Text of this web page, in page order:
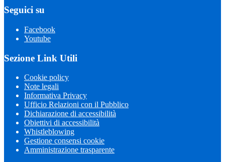
Seguici su
Facebook
Youtube
Sezione Link Utili
Cookie policy
Note legali
Informativa Privacy
Ufficio Relazioni con il Pubblico
Dichiarazione di accessibilità
Obiettivi di accessibilità
Whistleblowing
Gestione consensi cookie
Amministrazione trasparente